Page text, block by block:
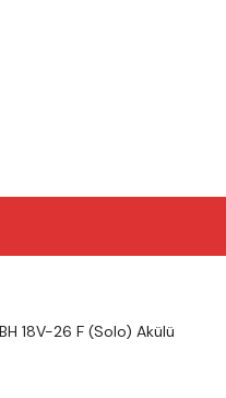
18V-26 F (Solo) Akülü